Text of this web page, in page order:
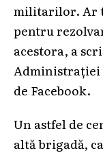
militarilor. Ar
pentru
acestora, a
Administrației
de Facebook.
Un astfel de
altă brigadă,